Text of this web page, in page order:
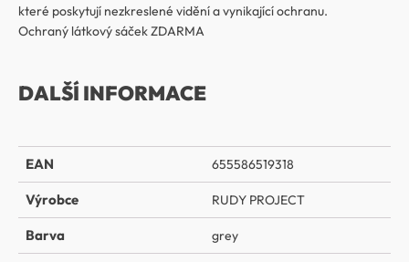
které poskytují nezkreslené vidění a vynikající ochranu.
Ochraný látkový sáček ZDARMA
DALŠÍ INFORMACE
EAN 655586519318
Výrobce RUDY PROJECT
Barva grey